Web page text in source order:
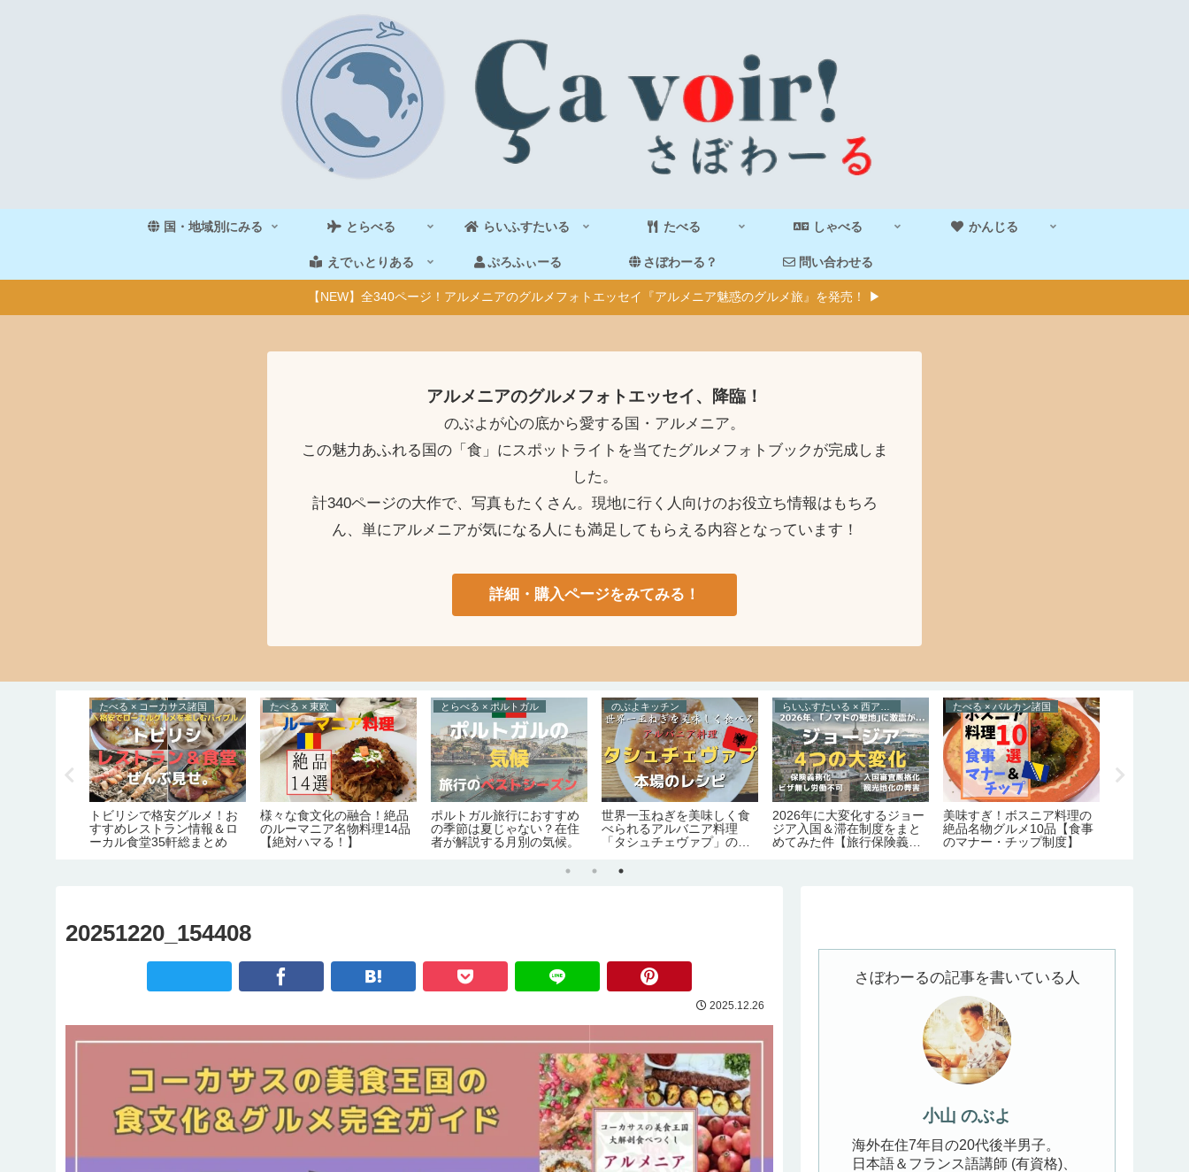
国・地域別にみる とらべる らいふすたいる たべる しゃべる かんじる
えでぃとりある ぷろふぃーる さぼわーる？ 問い合わせる
【NEW】全340ページ！アルメニアのグルメフォトエッセイ『アルメニア魅惑のグルメ旅』を発売！ ▶
アルメニアのグルメフォトエッセイ、降臨！
のぶよが心の底から愛する国・アルメニア。
この魅力あふれる国の「食」にスポットライトを当てたグルメフォトブックが完成しま
した。
計340ページの大作で、写真もたくさん。現地に行く人向けのお役立ち情報はもちろ
ん、単にアルメニアが気になる人にも満足してもらえる内容となっています！
詳細・購入ページをみてみる！
たべる × コーカサス諸国
トビリシで格安グルメ！お
すすめレストラン情報＆ロ
ーカル食堂35軒総まとめ
たべる × 東欧
様々な食文化の融合！絶品
のルーマニア名物料理14品
【絶対ハマる！】
とらべる × ポルトガル
ポルトガル旅行におすすめ
の季節は夏じゃない？在住
者が解説する月別の気候。
のぶよキッチン
世界一玉ねぎを美味しく食
べられるアルバニア料理
「タシュチェヴァプ」のレ
チン#16】
2026年に大変化するジョー
ジア入国＆滞在制度をまと
めてみた件【旅行保険義務
たべる × バルカン諸国
美味すぎ！ボスニア料理の
絶品名物グルメ10品【食事
のマナー・チップ制度】
20251220_154408
2025.12.26
さぼわーるの記事を書いている人
小山 のぶよ
海外在住7年目の20代後半男子。
日本語＆フランス語講師 (有資格)、